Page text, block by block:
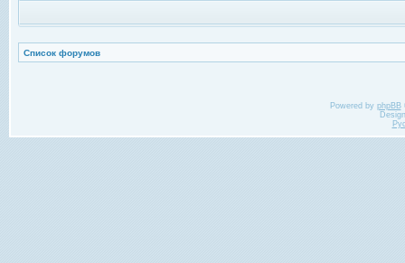
Список форумов
Powered by phpBB